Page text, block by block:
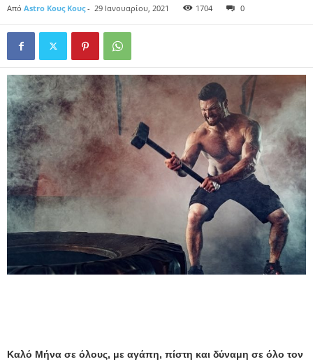
Από Astro Κους Κους- 29 Ιανουαρίου, 2021 1704 0
Καλό Μήνα σε όλους, με αγάπη, πίστη και δύναμη σε όλο τον